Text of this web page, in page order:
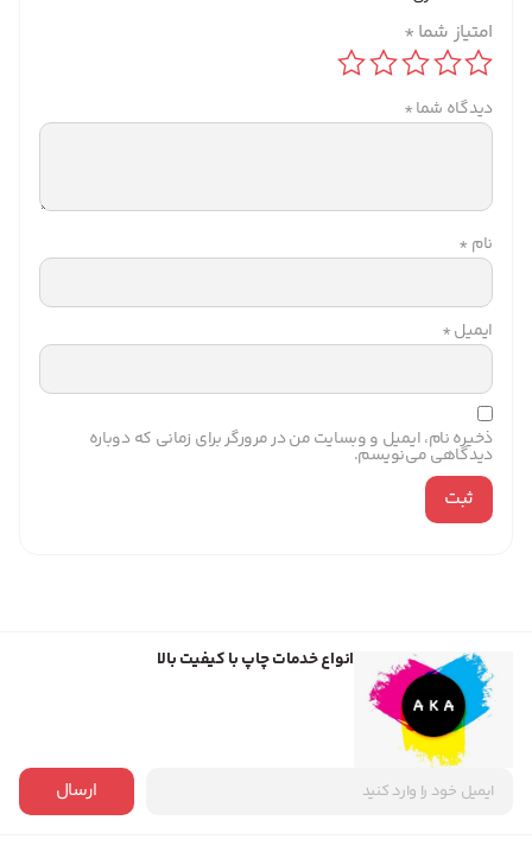
امتیاز شما *
دیدگاه شما*
نام *
ایمیل*
ذخیره نام، ایمیل و وبسایت من در مرورگر برای زمانی که دوباره
دیدگاهی می‌نویسم.
انواع خدمات چاپ با کیفیت بالا
ارسال